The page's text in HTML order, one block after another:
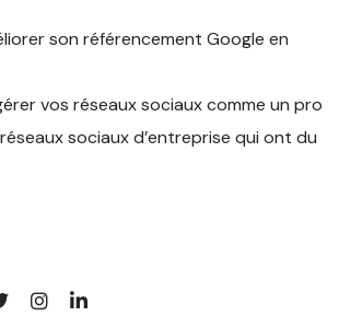
son référencement Google en
vos réseaux sociaux comme un pro
sociaux d’entreprise qui ont du